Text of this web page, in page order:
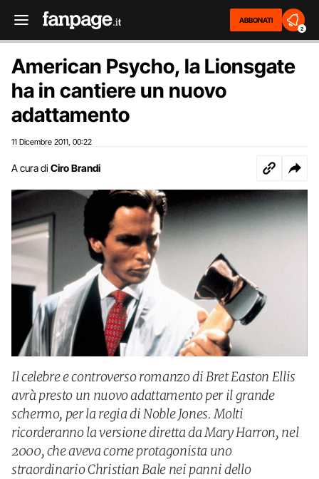
ABBONATI
2
American Psycho, la Lionsgate
ha in cantiere un nuovo
adattamento
11 Dicembre 2011 00:22
A cura di Ciro Brandi
Il celebre e controverso romanzo di Bret Easton Ellis
avrà presto un nuovo adattamento per il grande
schermo, per la regia di Noble Jones. Molti
ricorderanno la versione diretta da Mary Harron, nel
2000, che aveva come protagonista uno
straordinario Christian Bale nei panni dello